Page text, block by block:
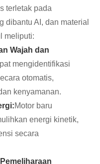
terletak pada
dibantu AI, dan material
meliputi:
Wajah dan
mengidentifikasi
otomatis,
kenyamanan.
Motor baru
energi kinetik,
secara